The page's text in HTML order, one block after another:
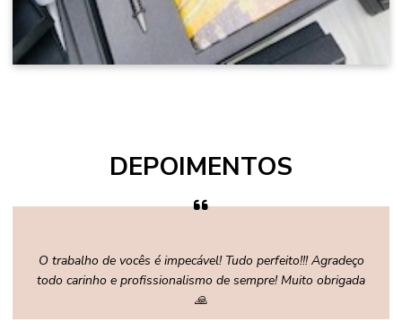
DEPOIMENTOS
O trabalho de vocês é impecável! Tudo perfeito!!! Agradeço
todo carinho e profissionalismo de sempre! Muito obrigada
🙏